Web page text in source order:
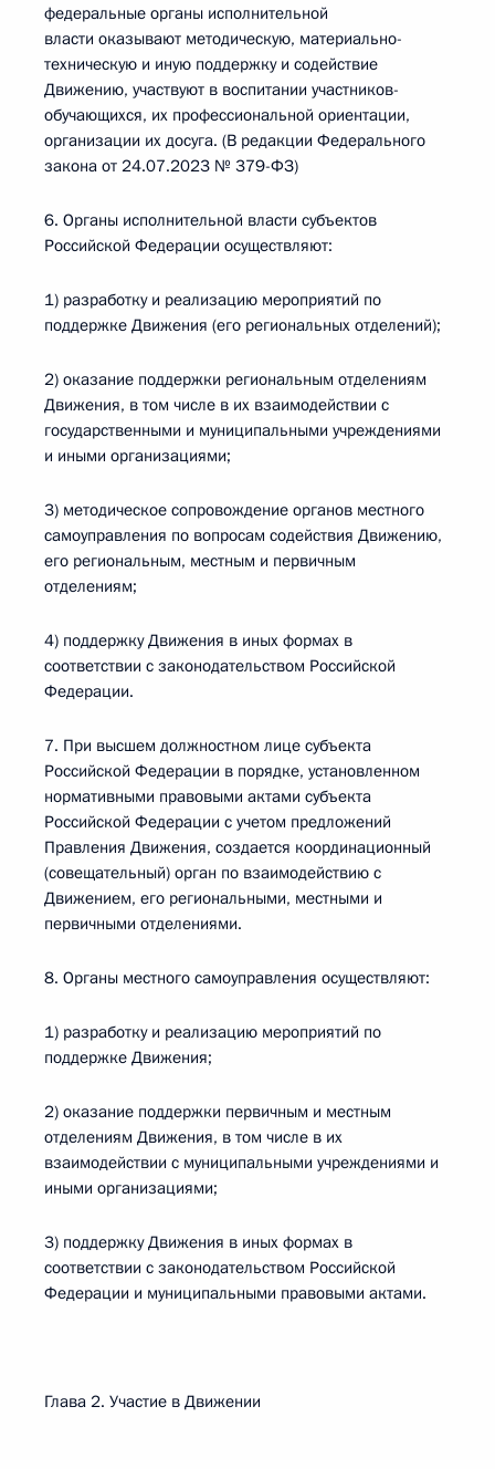
федеральные органы исполнительной
власти оказывают методическую, материально-
техническую и иную поддержку и содействие
Движению, участвуют в воспитании участников-
обучающихся, их профессиональной ориентации,
организации их досуга. (В редакции Федерального
закона от 24.07.2023 № 379-ФЗ)
6. Органы исполнительной власти субъектов
Российской Федерации осуществляют:
1) разработку и реализацию мероприятий по
поддержке Движения (его региональных отделений);
2) оказание поддержки региональным отделениям
Движения, в том числе в их взаимодействии с
государственными и муниципальными учреждениями
и иными организациями;
3) методическое сопровождение органов местного
самоуправления по вопросам содействия Движению,
его региональным, местным и первичным
отделениям;
4) поддержку Движения в иных формах в
соответствии с законодательством Российской
Федерации.
7. При высшем должностном лице субъекта
Российской Федерации в порядке, установленном
нормативными правовыми актами субъекта
Российской Федерации с учетом предложений
Правления Движения, создается координационный
(совещательный) орган по взаимодействию с
Движением, его региональными, местными и
первичными отделениями.
8. Органы местного самоуправления осуществляют:
1) разработку и реализацию мероприятий по
поддержке Движения;
2) оказание поддержки первичным и местным
отделениям Движения, в том числе в их
взаимодействии с муниципальными учреждениями и
иными организациями;
3) поддержку Движения в иных формах в
соответствии с законодательством Российской
Федерации и муниципальными правовыми актами.
Глава 2. Участие в Движении